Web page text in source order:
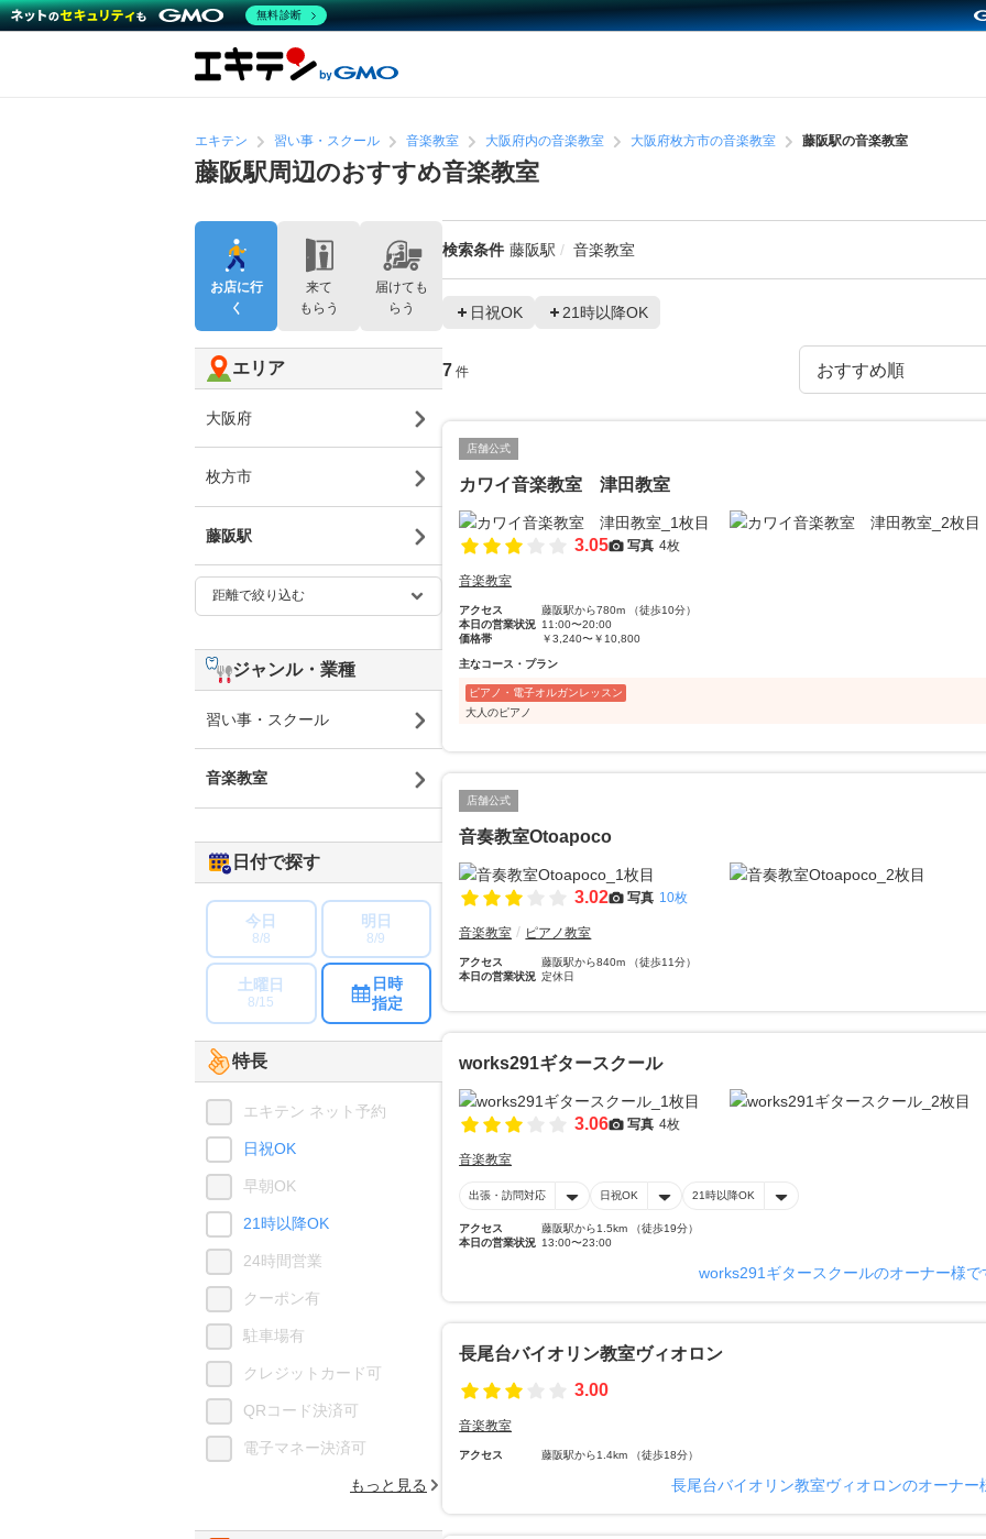
エキテン 習い事・スクール 音楽教室 大阪府内の音楽教室 大阪府枚方市の音楽教室 藤阪駅の音楽教室
藤阪駅周辺のおすすめ音楽教室
検索条件 藤阪駅 音楽教室
日祝OK 21時以降OK
7 件
店舗公式
カワイ音楽教室 津田教室
3.05 写真 4枚
音楽教室
アクセス
藤阪駅から780m （徒歩10分）
本日の営業状況 11:00〜20:00
価格帯
￥3,240〜￥10,800
主なコース・プラン
ピアノ・電子オルガンレッスン
大人のピアノ
店舗公式
音奏教室Otoapoco
3.02 写真 10枚
音楽教室 ピアノ教室
アクセス
藤阪駅から840m （徒歩11分）
本日の営業状況 定休日
works291ギタースクール
3.06 写真 4枚
音楽教室
出張・訪問対応 日祝OK 21時以降OK
アクセス
藤阪駅から1.5km （徒歩19分）
本日の営業状況 13:00〜23:00
works291ギタースクールのオーナー様で
長尾台バイオリン教室ヴィオロン
3.00
音楽教室
アクセス 藤阪駅から1.4km （徒歩18分）
長尾台バイオリン教室ヴィオロンのオーナー
お店に行
く
来て
もらう
届けても
らう
エリア
大阪府
枚方市
藤阪駅
ジャンル・業種
習い事・スクール
音楽教室
日付で探す
今日
8/8
明日
8/9
土曜日
8/15
日時
指定
特長
エキテン ネット予約
日祝OK
早朝OK
21時以降OK
24時間営業
クーポン有
駐車場有
クレジットカード可
QRコード決済可
電子マネー決済可
もっと見る
無料診断